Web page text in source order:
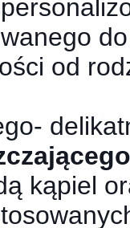
od
kąpiel